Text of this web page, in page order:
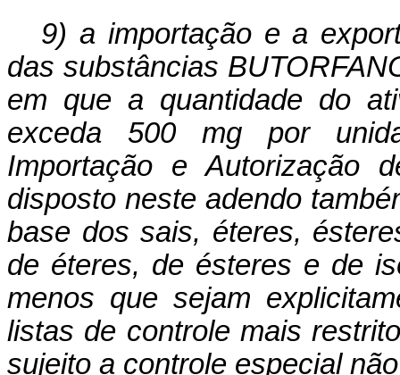
9) a importação e a
das substâncias
em que a quantidade do
exceda 500 mg por
Importação e Autorização
disposto neste adendo
base dos sais, éteres,
de éteres, de ésteres e de
menos que sejam
listas de controle mais
sujeito a controle especial